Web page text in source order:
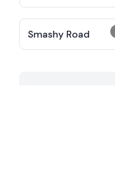
Smashy Road